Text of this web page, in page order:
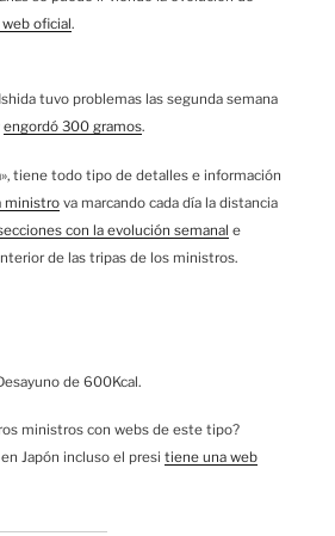
web oficial.
tuvo problemas las segunda semana
engordó 300 gramos.
tiene todo tipo de detalles e información
ministro va marcando cada día la distancia
con la evolución semanal e
de las tripas de los ministros.
de 600Kcal.
ministros con webs de este tipo?
Japón incluso el presi tiene una web